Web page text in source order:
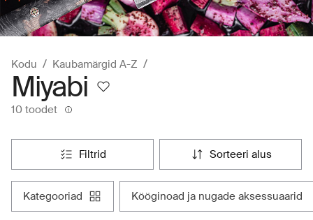
Kodu Kaubamärgid A-Z
Miyabi
10 toodet
filtrid sorteeri alus
kategooriad kööginoad ja nugade aksessuaarid